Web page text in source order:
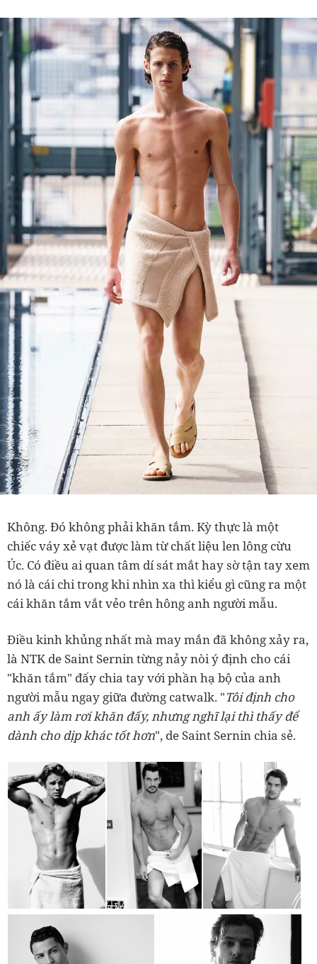
Không. Đó không phải khăn tắm. Kỳ thực là một
chiếc váy xẻ vạt được làm từ chất liệu len lông cừu
Úc. Có điều ai quan tâm dí sát mắt hay sờ tận tay xem
nó là cái chi trong khi nhìn xa thì kiểu gì cũng ra một
cái khăn tắm vắt vẻo trên hông anh người mẫu.
Điều kinh khủng nhất mà may mắn đã không xảy ra,
là NTK de Saint Sernin từng nảy nòi ý định cho cái
"khăn tắm" đấy chia tay với phần hạ bộ của anh
người mẫu ngay giữa đường catwalk. "Tôi định cho
anh ấy làm rơi khăn đấy, nhưng nghĩ lại thì thấy để
dành cho dịp khác tốt hơn", de Saint Sernin chia sẻ.